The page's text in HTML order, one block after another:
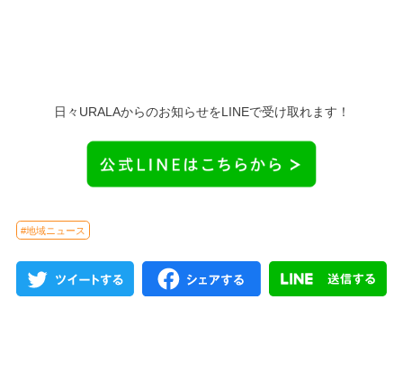
日々URALAからのお知らせをLINEで受け取れます！
#地域ニュース